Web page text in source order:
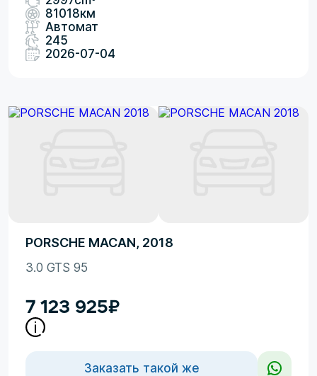
81018км
Автомат
245
2026-07-04
PORSCHE MACAN, 2018
3.0 GTS 95
7 123 925₽
Заказать такой же